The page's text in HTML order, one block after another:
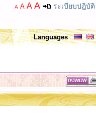
A A A A ระเบียบปฎิบัติ
Languages